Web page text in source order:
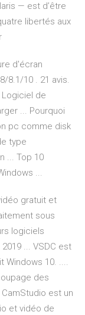
— est d’être
libertés aux
d'écran
8.1/10 . 21 avis.
de
... Pourquoi
pc comme disk
type
... Top 10
...
gratuit et
sous
logiciels
... VSDC est
Windows 10. ....
des
est un
et vidéo de